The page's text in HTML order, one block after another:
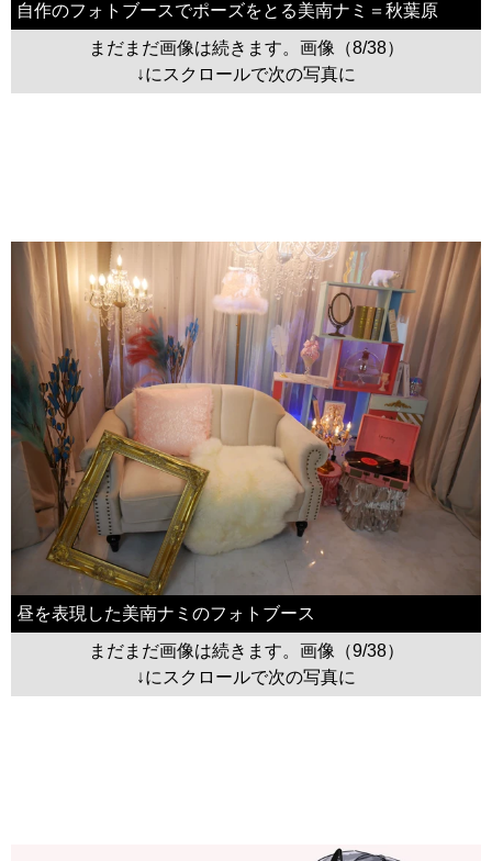
自作のフォトブースでポーズをとる美南ナミ＝秋葉原
まだまだ画像は続きます。画像（8/38）
↓にスクロールで次の写真に
昼を表現した美南ナミのフォトブース
まだまだ画像は続きます。画像（9/38）
↓にスクロールで次の写真に